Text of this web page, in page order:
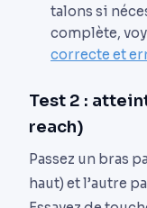
talons si
complète,
correcte et
Test 2 :
reach)
Passez un bras
haut) et l’autre